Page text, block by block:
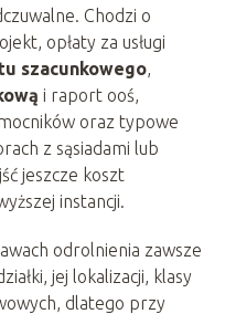
Chodzi o
opłaty za usługi
szacunkowego,
i raport ooś,
oraz typowe
z sąsiadami lub
jeszcze koszt
instancji.
odrolnienia zawsze
jej lokalizacji, klasy
dlatego przy